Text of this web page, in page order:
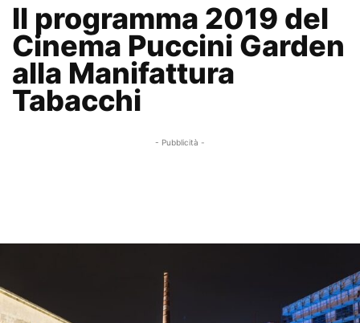
Il programma 2019 del
Cinema Puccini Garden
alla Manifattura
Tabacchi
- Pubblicità -